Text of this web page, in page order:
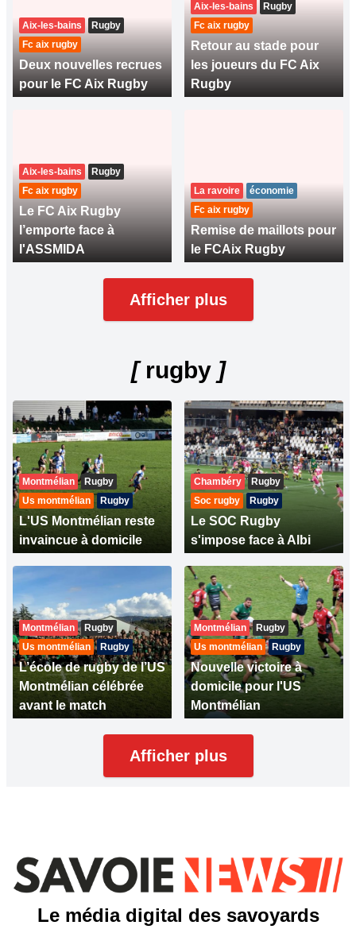
Aix-les-bains
Rugby
Fc aix rugby
Deux nouvelles recrues
pour le FC Aix Rugby
Aix-les-bains
Rugby
Fc aix rugby
Retour au stade pour
les joueurs du FC Aix
Rugby
Aix-les-bains
Rugby
Fc aix rugby
Le FC Aix Rugby
l’emporte face à
l'ASSMIDA
La ravoire
économie
Fc aix rugby
Remise de maillots pour
le FCAix Rugby
Afficher plus
[rugby ]
Montmélian
Rugby
Us montmélian
Rugby
L'US Montmélian reste
invaincue à domicile
Chambéry
Rugby
Soc rugby
Rugby
Le SOC Rugby
s'impose face à Albi
Montmélian
Rugby
Us montmélian
Rugby
L’école de rugby de l’US
Montmélian célébrée
avant le match
Montmélian
Rugby
Us montmélian
Rugby
Nouvelle victoire à
domicile pour l'US
Montmélian
Afficher plus
Le média digital des savoyards